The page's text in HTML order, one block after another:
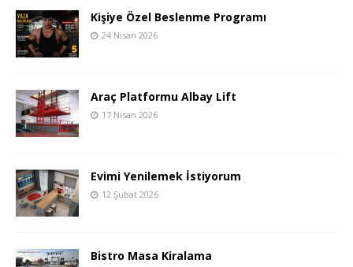
Kişiye Özel Beslenme Programı
24 Nisan 2026
Araç Platformu Albay Lift
17 Nisan 2026
Evimi Yenilemek İstiyorum
12 Şubat 2026
Bistro Masa Kiralama